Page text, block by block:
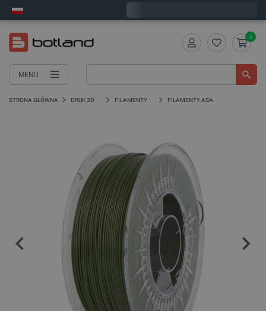
MENU
0
STRONA GŁÓWNA DRUK 3D FILAMENTY FILAMENTY ASA